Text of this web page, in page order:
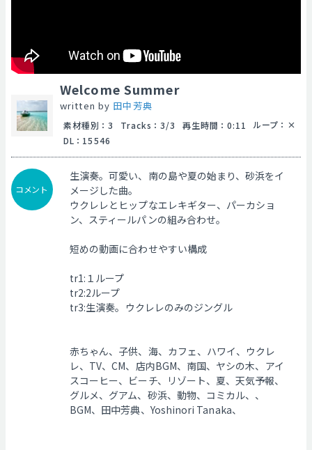
Welcome Summer
written by 田中芳典
素材種別 ： 3 Tracks ： 3/3 再生時間 ： 0:11 ループ ：
DL ： 15546
コメント
生演奏。可愛い、南の島や夏の始まり、砂浜をイ
メージした曲。
ウクレレとヒップなエレキギター、パーカショ
ン、スティールパンの組み合わせ。
短めの動画に合わせやすい構成
tr1:１ループ
tr2:2ループ
tr3:生演奏。ウクレレのみのジングル
赤ちゃん、子供、海、カフェ、ハワイ、ウクレ
レ、TV、CM、店内BGM、南国、ヤシの木、アイ
スコーヒー、ビーチ、リゾート、夏、天気予報、
グルメ、グアム、砂浜、動物、コミカル、、
BGM、田中芳典、Yoshinori Tanaka、